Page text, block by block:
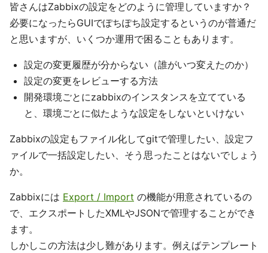
皆さんはZabbixの設定をどのように管理していますか？
必要になったらGUIでぽちぽち設定するというのが普通だ
と思いますが、いくつか運用で困ることもあります。
設定の変更履歴が分からない（誰がいつ変えたのか）
設定の変更をレビューする方法
開発環境ごとにzabbixのインスタンスを立てている
と、環境ごとに似たような設定をしないといけない
Zabbixの設定もファイル化してgitで管理したい、設定フ
ァイルで一括設定したい、そう思ったことはないでしょう
か。
Zabbixには Export / Import の機能が用意されているの
で、エクスポートしたXMLやJSONで管理することができ
ます。
しかしこの方法は少し難があります。例えばテンプレート